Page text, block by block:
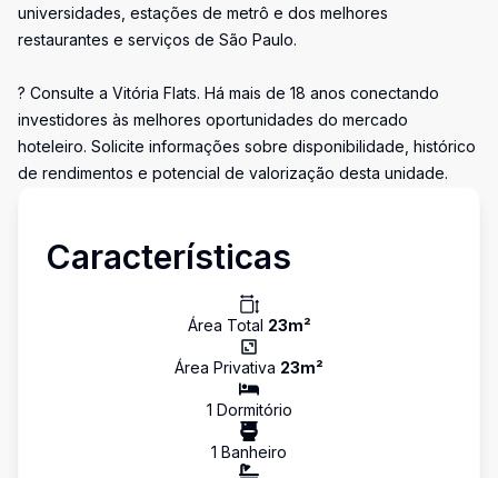
universidades, estações de metrô e dos melhores
restaurantes e serviços de São Paulo.
? Consulte a Vitória Flats. Há mais de 18 anos conectando
investidores às melhores oportunidades do mercado
hoteleiro. Solicite informações sobre disponibilidade, histórico
de rendimentos e potencial de valorização desta unidade.
Características
Área Total 23m²
Área Privativa 23m²
1 Dormitório
1 Banheiro